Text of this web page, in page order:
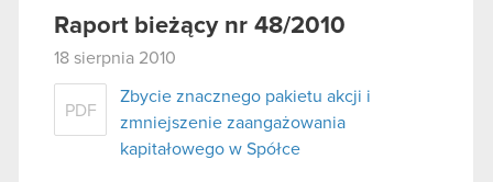
Raport bieżący nr 48/2010
18 sierpnia 2010
PDF
Zbycie znacznego pakietu akcji i
zmniejszenie zaangażowania
kapitałowego w Spółce